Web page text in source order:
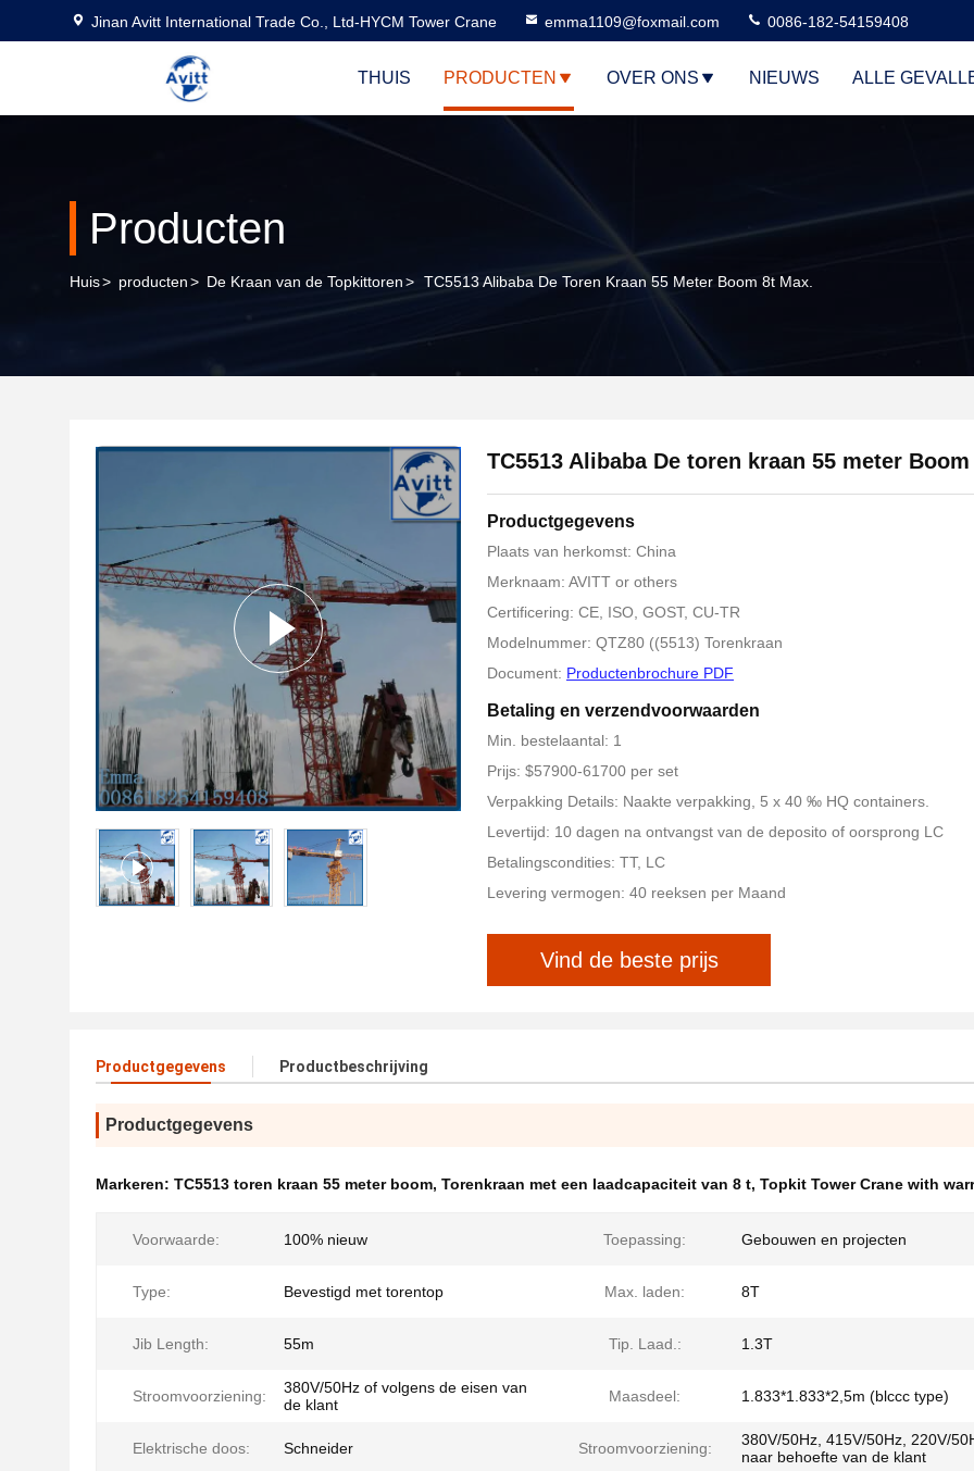
Jinan Avitt International Trade Co., Ltd-HYCM Tower Crane emma1109@foxmail.com 0086-182-54159408
THUIS PRODUCTEN OVER ONS NIEUWS ALLE
Producten
Huis> producten> De Kraan van de Topkittoren> TC5513 Alibaba De Toren Kraan 55 Meter Boom 8t Max.
TC5513 Alibaba De toren kraan 55 meter
Productgegevens
Plaats van herkomst: China
Merknaam: AVITT or others
Certificering: CE, ISO, GOST, CU-TR
Modelnummer: QTZ80 ((5513) Torenkraan
Document: Productenbrochure PDF
Betaling en verzendvoorwaarden
Min. bestelaantal: 1
Prijs: $57900-61700 per set
Verpakking Details: Naakte verpakking, 5 x 40 ‰ HQ containers.
Levertijd: 10 dagen na ontvangst van de deposito of oorsprong LC
Betalingscondities: TT, LC
Levering vermogen: 40 reeksen per Maand
Vind de beste prijs
Productgegevens Productbeschrijving
Productgegevens
Markeren: TC5513 toren kraan 55 meter boom, Torenkraan met een laadcapaciteit van 8 t, Topkit Tower Crane with
Voorwaarde: 100% nieuw Toepassing: Gebouwen en projecten
Type: Bevestigd met torentop Max. laden: 8T
Jib Length: 55m Tip. Laad.: 1.3T
Stroomvoorziening:
380V/50Hz of volgens de eisen van
de klant
Maasdeel: 1.833*1.833*2,5m (blccc type)
Elektrische doos: Schneider Stroomvoorziening:
380V/50Hz, 415V/50Hz, 220V/
naar behoefte van de klant